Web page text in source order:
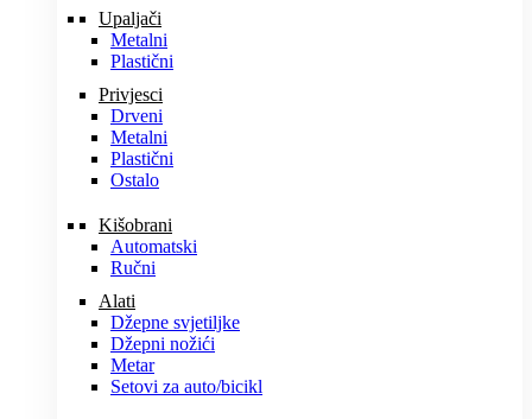
Upaljači
Metalni
Plastični
Privjesci
Drveni
Metalni
Plastični
Ostalo
Kišobrani
Automatski
Ručni
Alati
Džepne svjetiljke
Džepni nožići
Metar
Setovi za auto/bicikl